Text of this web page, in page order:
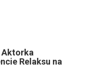
Aktorka
Relaksu na